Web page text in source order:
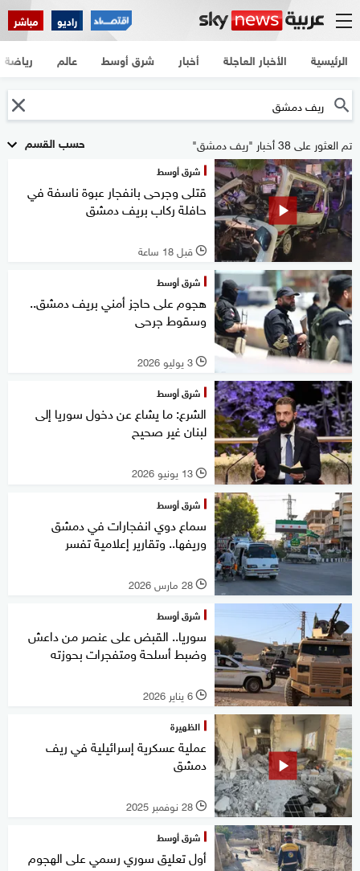
راديو مباشر
الرئيسية الأخبار العاجلة أخبار شرق أوسط عالم رياضة
حسب القسم تم العثور على 38 أخبار "ريف دمشق"
شرق أوسط
قتلى وجرحى بانفجار عبوة ناسفة في
حافلة ركاب بريف دمشق
l قبل 18 ساعة
شرق أوسط
هجوم على حاجز أمني بريف دمشق..
وسقوط جرحى
l 3 يوليو 2026
شرق أوسط
الشرع: ما يشاع عن دخول سوريا إلى
لبنان غير صحيح
l 13 يونيو 2026
شرق أوسط
سماع دوي انفجارات في دمشق
وريفها.. وتقارير إعلامية تفسر
l 28 مارس 2026
شرق أوسط
سوريا.. القبض على عنصر من داعش
وضبط أسلحة ومتفجرات بحوزته
l 6 يناير 2026
الظهيرة
عملية عسكرية إسرائيلية في ريف
دمشق
l 28 نوفمبر 2025
شرق أوسط
أول تعليق سوري رسمي على الهجوم